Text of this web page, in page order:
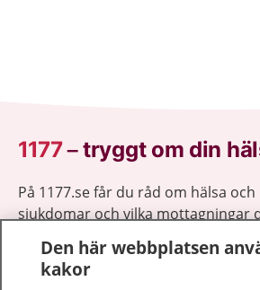
1177–tryggt om din
På 1177.se får du råd om hälsa
sjukdomar och vilka mottagningar
vårdärenden. Ring telefonnummer
sjukvårdsrådgivning dygnet runt.
Den här webbplatsen
kakor